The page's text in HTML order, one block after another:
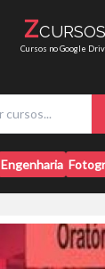
ZCURSOS
Cursos no Google
s
q
u
i
a
r
Engenharia